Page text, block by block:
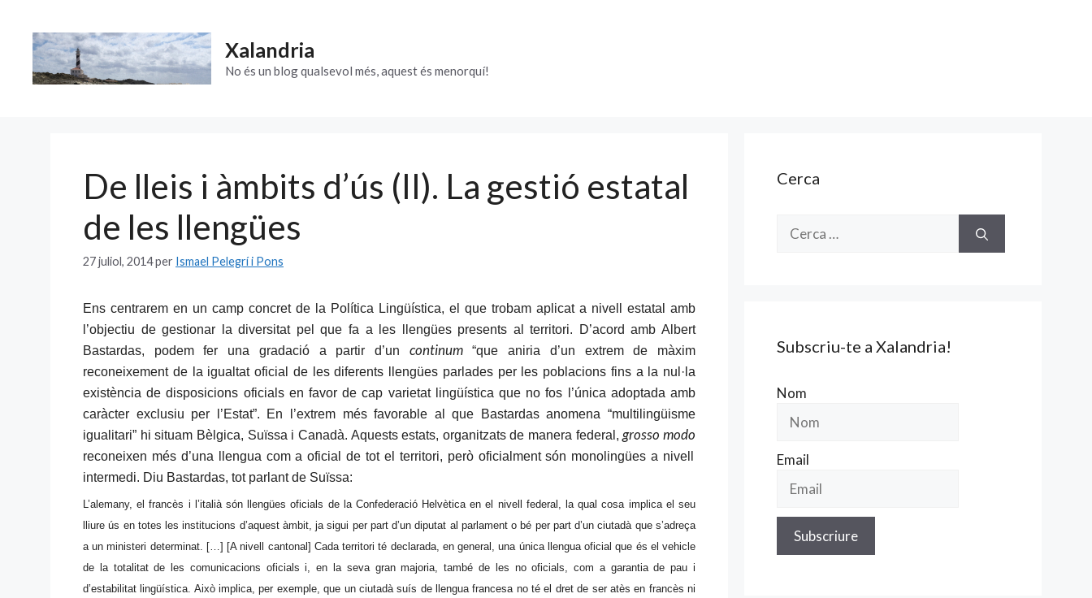
contingut
Xalandria
No és un blog qualsevol més, aquest és menorquí!
De lleis i àmbits d’ús (II). La gestió estatal
de les llengües
27 juliol, 2014per Ismael Pelegrí i Pons
Ens centrarem en un camp concret de la Política Lingüística, el que trobam aplicat a nivell estatal amb
l’objectiu de gestionar la diversitat pel que fa a les llengües presents al territori. D’acord amb Albert
Bastardas, podem fer una gradació a partir d’un continum“que aniria d’un extrem de màxim
reconeixement de la igualtat oficial de les diferents llengües parlades per les poblacions fins a la nul·la
existència de disposicions oficials en favor de cap varietat lingüística que no fos l’única adoptada amb
caràcter exclusiu per l’Estat”. En l’extrem més favorable al que Bastardas anomena “multilingüisme
igualitari” hi situam Bèlgica, Suïssa i Canadà. Aquests estats, organitzats de manera federal,grosso modo
reconeixen més d’una llengua com a oficial de tot el territori, però oficialment són monolingües a nivell
intermedi. Diu Bastardas, tot parlant de Suïssa:
L’alemany, el francès i l’italià són llengües oficials de la Confederació Helvètica en el nivell federal, la qual cosa implica el seu
lliure ús en totes les institucions d’aquest àmbit, ja sigui per part d’un diputat al parlament o bé per part d’un ciutadà que s’adreça
a un ministeri determinat. […] [A nivell cantonal] Cada territori té declarada, en general, una única llengua oficial que és el vehicle
de la totalitat de les comunicacions oficials i, en la seva gran majoria, també de les no oficials, com a garantia de pau i
d’estabilitat lingüística. Això implica, per exemple, que un ciutadà suís de llengua francesa no té el dret de ser atès en francès ni
Cerca
Subscriu-te a Xalandria!
Nom
Email